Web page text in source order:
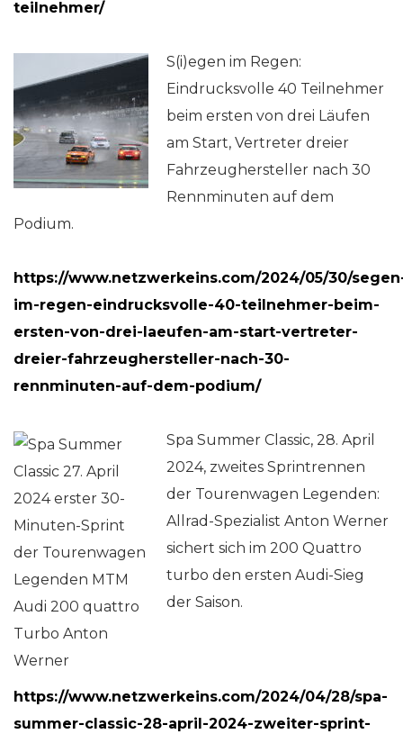
teilnehmer/
S(i)egen im Regen:
Eindrucksvolle 40 Teilnehmer
beim ersten von drei Läufen
am Start, Vertreter dreier
Fahrzeughersteller nach 30
Rennminuten auf dem
Podium.
https://www.netzwerkeins.com/2024/05/30/
im-regen-eindrucksvolle-40-teilnehmer-beim-
ersten-von-drei-laeufen-am-start-vertreter-
dreier-fahrzeughersteller-nach-30-
rennminuten-auf-dem-podium/
Spa Summer Classic, 28. April
2024, zweites Sprintrennen
der Tourenwagen Legenden:
Allrad-Spezialist Anton Werner
sichert sich im 200 Quattro
turbo den ersten Audi-Sieg
der Saison.
https://www.netzwerkeins.com/2024/04/28/spa-
summer-classic-28-april-2024-zweiter-sprint-